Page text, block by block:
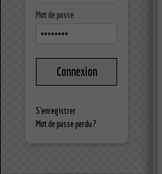
Mot de passe
S'enregistrer
Mot de passe perdu ?